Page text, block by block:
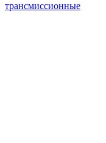
трансмиссионные